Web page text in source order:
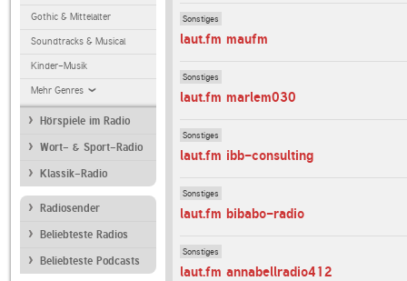
Gothic & Mittelalter
Soundtracks & Musical
Kinder-Musik
Mehr Genres
Hörspiele im Radio
Wort- & Sport-Radio
Klassik-Radio
Radiosender
Beliebteste Radios
Beliebteste Podcasts
Sonstiges
laut.fm maufm
Sonstiges
laut.fm marlem030
Sonstiges
laut.fm ibb-consulting
Sonstiges
laut.fm bibabo-radio
Sonstiges
laut.fm annabellradio412